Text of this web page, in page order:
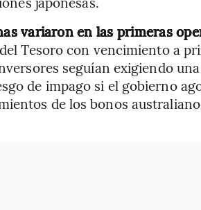
variaron en las primeras
Tesoro con vencimiento a
seguían exigiendo
de impago si el gobierno
de los bonos